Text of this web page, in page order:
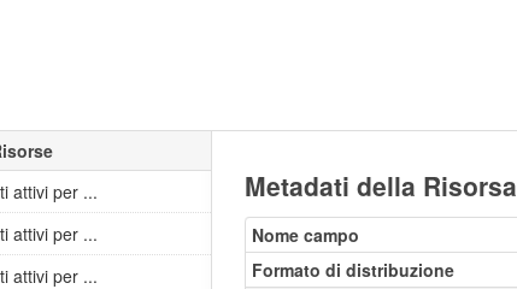
Metadati della Risorsa
Nome campo
Formato di distribuzione
attivi per ...
attivi per ...
attivi per ...